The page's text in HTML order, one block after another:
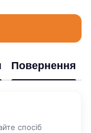
Повернення
спосіб